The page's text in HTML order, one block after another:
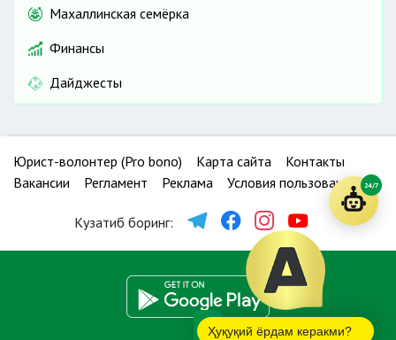
Махаллинская семёрка
Финансы
Дайджесты
Юрист-волонтер (Pro bono) Карта сайта
Контакты
Вакансии
Регламент Реклама Условия пользования
Кузатиб боринг:
Ҳуқуқий ёрдам керакми?
24/7